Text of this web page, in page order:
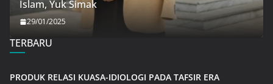
Islam, Yuk Simak
29/01/2025
TERBARU
PRODUK RELASI KUASA-IDIOLOGI PADA TAFSIR ERA